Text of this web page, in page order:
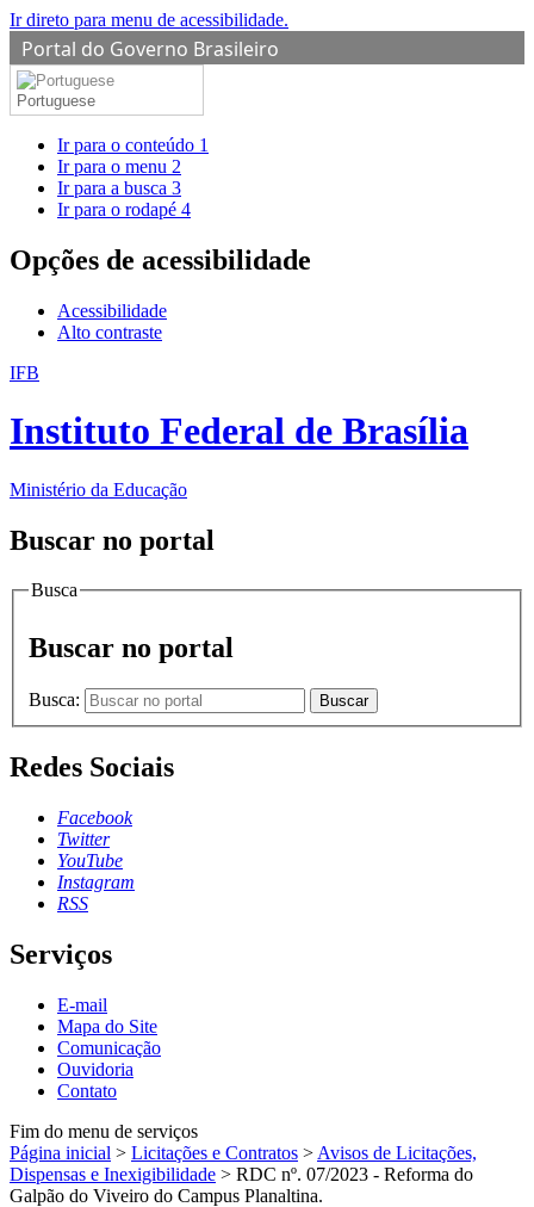
Ir direto para menu de acessibilidade.
Portal do Governo Brasileiro
Portuguese
Ir para o conteúdo 1
Ir para o menu 2
Ir para a busca 3
Ir para o rodapé 4
Opções de acessibilidade
Acessibilidade
Alto contraste
IFB
Instituto Federal de Brasília
Ministério da Educação
Buscar no portal
Busca
Buscar no portal
Busca: Buscar
Redes Sociais
Facebook
Twitter
YouTube
Instagram
RSS
Serviços
E-mail
Mapa do Site
Comunicação
Ouvidoria
Contato
Fim do menu de serviços
Página inicial > Licitações e Contratos > Avisos de Licitações,
Dispensas e Inexigibilidade > RDC nº. 07/2023 - Reforma do
Galpão do Viveiro do Campus Planaltina.